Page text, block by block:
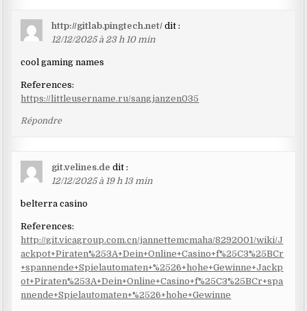
http://gitlab.pingtech.net/ dit :
12/12/2025 à 23 h 10 min
cool gaming names
References:
https://littleusername.ru/sangjanzen035
Répondre
git.velines.de dit :
12/12/2025 à 19 h 13 min
belterra casino
References:
http://git.vicagroup.com.cn/jannettemcmaha/8292001/wiki/J
ackpot+Piraten%253A+Dein+Online+Casino+f%25C3%25BCr
+spannende+Spielautomaten+%2526+hohe+Gewinne+Jackp
ot+Piraten%253A+Dein+Online+Casino+f%25C3%25BCr+spa
nnende+Spielautomaten+%2526+hohe+Gewinne